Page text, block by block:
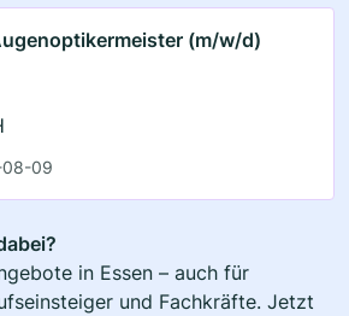
(m/w/d)
08-09
in Essen – auch für
und Fachkräfte. Jetzt